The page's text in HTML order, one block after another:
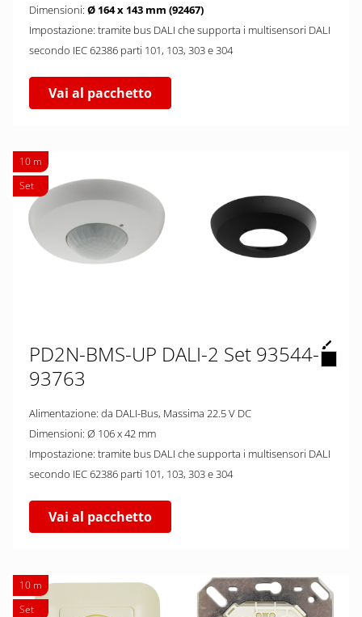
Dimensioni: Ø 164 x 143 mm (92467)
Impostazione: tramite bus DALI che supporta i multisensori DALI
secondo IEC 62386 parti 101, 103, 303 e 304
Vai al pacchetto
10 m
Set
PD2N-BMS-UP DALI-2 Set 93544-
93763
Alimentazione: da DALI-Bus, Massima 22.5 V DC
Dimensioni: Ø 106 x 42 mm
Impostazione: tramite bus DALI che supporta i multisensori DALI
secondo IEC 62386 parti 101, 103, 303 e 304
Vai al pacchetto
10 m
Set